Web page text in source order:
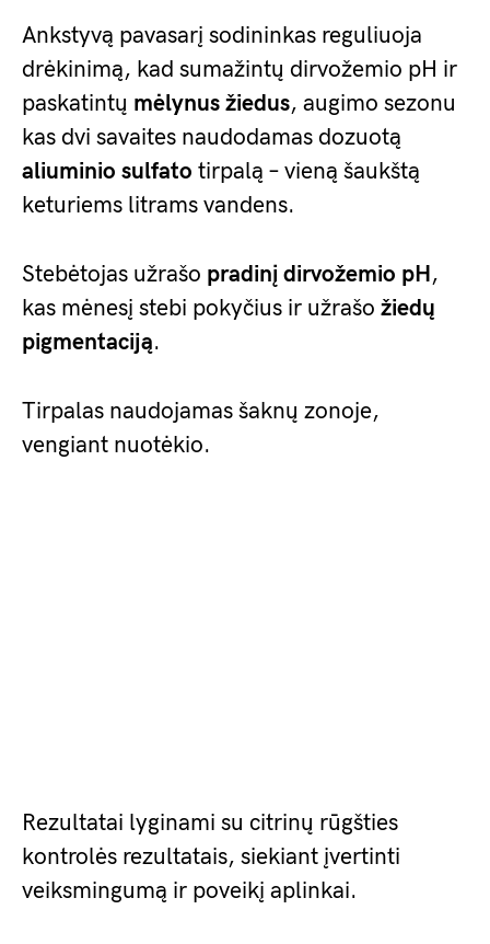
Ankstyvą pavasarį sodininkas reguliuoja
drėkinimą, kad sumažintų dirvožemio pH ir
paskatintų mėlynus žiedus, augimo sezonu
kas dvi savaites naudodamas dozuotą
aliuminio sulfato tirpalą – vieną šaukštą
keturiems litrams vandens.
Stebėtojas užrašo pradinį dirvožemio pH,
kas mėnesį stebi pokyčius ir užrašo žiedų
pigmentaciją.
Tirpalas naudojamas šaknų zonoje,
vengiant nuotėkio.
Rezultatai lyginami su citrinų rūgšties
kontrolės rezultatais, siekiant įvertinti
veiksmingumą ir poveikį aplinkai.